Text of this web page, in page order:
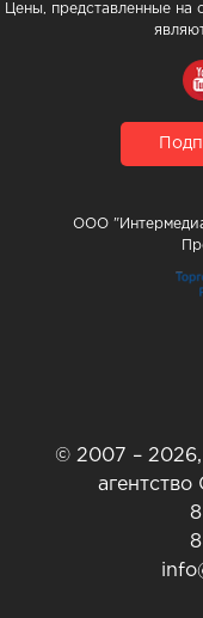
Цены, представленные
ООО
© 2007 –